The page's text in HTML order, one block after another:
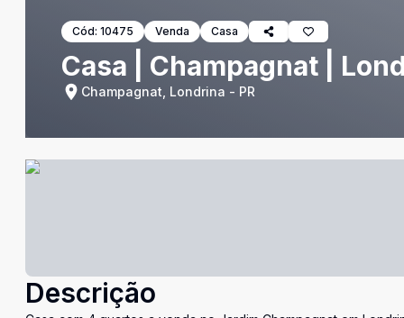
Cód: 10475 Venda Casa
Casa | Champagnat |
Champagnat, Londrina - PR
Descrição